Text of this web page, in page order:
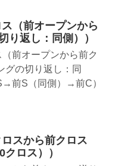
（前オープンから
り返し：同側））
前オープンから前ク
グの切り返し：同
前S（同側）→前C）
スから前クロス
クロス））